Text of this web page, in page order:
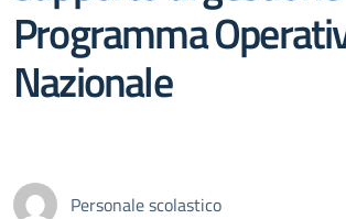
Programma
Nazionale
Personale scolastico